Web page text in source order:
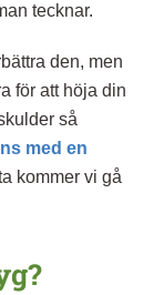
tecknar.
den, men
för att höja din
så
med en
kommer vi gå